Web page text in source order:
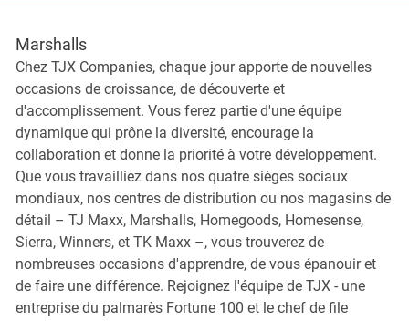
Marshalls
Chez TJX Companies, chaque jour apporte de nouvelles
occasions de croissance, de découverte et
d'accomplissement. Vous ferez partie d'une équipe
dynamique qui prône la diversité, encourage la
collaboration et donne la priorité à votre développement.
Que vous travailliez dans nos quatre sièges sociaux
mondiaux, nos centres de distribution ou nos magasins de
détail – TJ Maxx, Marshalls, Homegoods, Homesense,
Sierra, Winners, et TK Maxx –, vous trouverez de
nombreuses occasions d'apprendre, de vous épanouir et
de faire une différence. Rejoignez l'équipe de TJX - une
entreprise du palmarès Fortune 100 et le chef de file